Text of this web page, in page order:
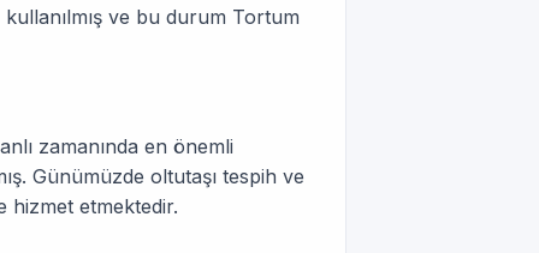
ve bu durum Tortum
zamanında en önemli
Günümüzde oltutaşı tespih ve
hizmet etmektedir.